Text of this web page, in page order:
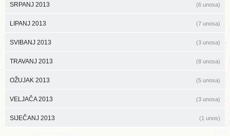
SRPANJ 2013 (6 unosa)
LIPANJ 2013 (7 unosa)
SVIBANJ 2013 (3 unosa)
TRAVANJ 2013 (8 unosa)
OŽUJAK 2013 (5 unosa)
VELJAČA 2013 (3 unosa)
SIJEČANJ 2013 (1 unos)